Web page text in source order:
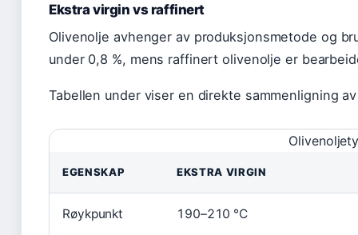
Ekstra virgin vs raffinert
Olivenolje avhenger av produksjonsmetode og
under 0,8 %, mens raffinert olivenolje er
Tabellen under viser en direkte sammenligning
EGENSKAP EKSTRA VIRGIN
Røykpunkt 190–210 °C